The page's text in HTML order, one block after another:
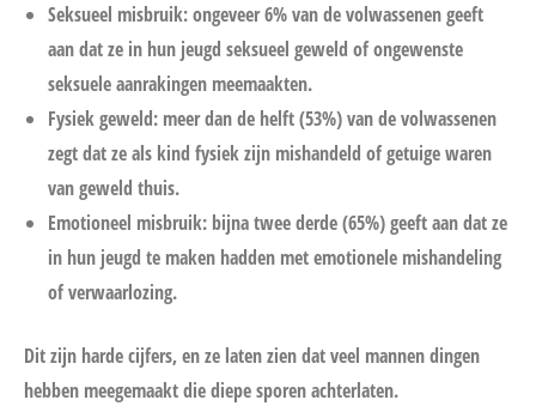
Seksueel misbruik: ongeveer 6% van de volwassenen geeft
aan dat ze in hun jeugd seksueel geweld of ongewenste
seksuele aanrakingen meemaakten.
Fysiek geweld: meer dan de helft (53%) van de volwassenen
zegt dat ze als kind fysiek zijn mishandeld of getuige waren
van geweld thuis.
Emotioneel misbruik: bijna twee derde (65%) geeft aan dat ze
in hun jeugd te maken hadden met emotionele mishandeling
of verwaarlozing.
Dit zijn harde cijfers, en ze laten zien dat veel mannen dingen
hebben meegemaakt die diepe sporen achterlaten.